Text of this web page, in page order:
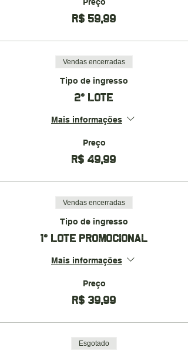
R$ 59,99
Vendas encerradas
Tipo de ingresso
2° LOTE
Mais informações
Preço
R$ 49,99
Vendas encerradas
Tipo de ingresso
1° LOTE PROMOCIONAL
Mais informações
Preço
R$ 39,99
Esgotado